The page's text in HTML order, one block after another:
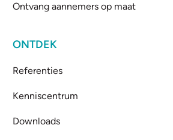
Ontvang aannemers op maat
ONTDEK
Referenties
Kenniscentrum
Downloads